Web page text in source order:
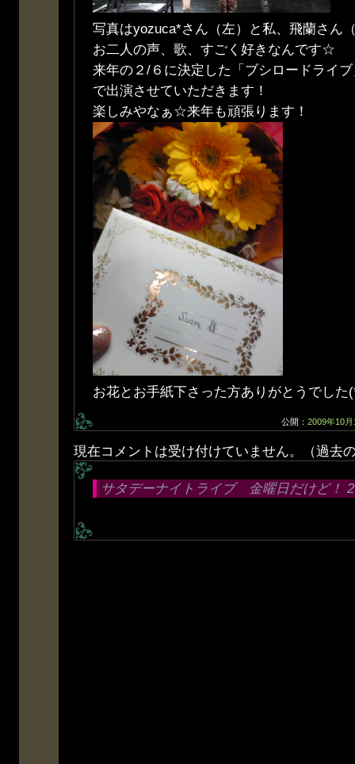
写真はyozuca*さん（左）と私、飛蘭さん
お二人の声、歌、すごく好きなんです☆
来年の２/６に決定した「ブシロードライ
で出演させていただきます！
楽しみやなぁ☆来年も頑張ります！
お花とお手紙下さった方ありがとうでした
公開： 2009年10
現在コメントは受け付けていません。（過去
サタデーナイトライブ 金曜日だけど！